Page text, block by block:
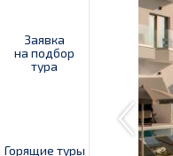
Заявка
на подбор
тура
Горящие туры